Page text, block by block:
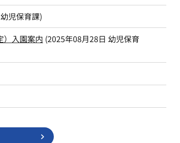
幼児保育課)
入園案内 (2025年08月28日 幼児保育